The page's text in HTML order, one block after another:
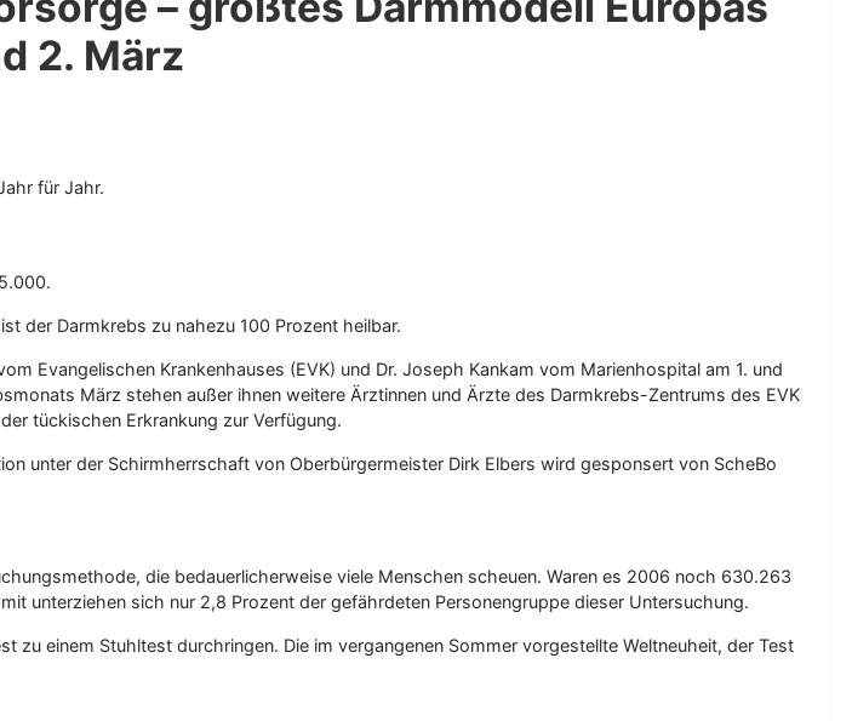
2. März
für Jahr.
der Darmkrebs zu nahezu 100 Prozent heilbar.
Evangelischen Krankenhauses (EVK) und Dr. Joseph Kankam vom Marienhospital am 1. und
März stehen außer ihnen weitere Ärztinnen und Ärzte des Darmkrebs-Zentrums des EVK
tückischen Erkrankung zur Verfügung.
unter der Schirmherrschaft von Oberbürgermeister Dirk Elbers wird gesponsert von ScheBo
die bedauerlicherweise viele Menschen scheuen. Waren es 2006 noch 630.263
unterziehen sich nur 2,8 Prozent der gefährdeten Personengruppe dieser Untersuchung.
einem Stuhltest durchringen. Die im vergangenen Sommer vorgestellte Weltneuheit, der Test